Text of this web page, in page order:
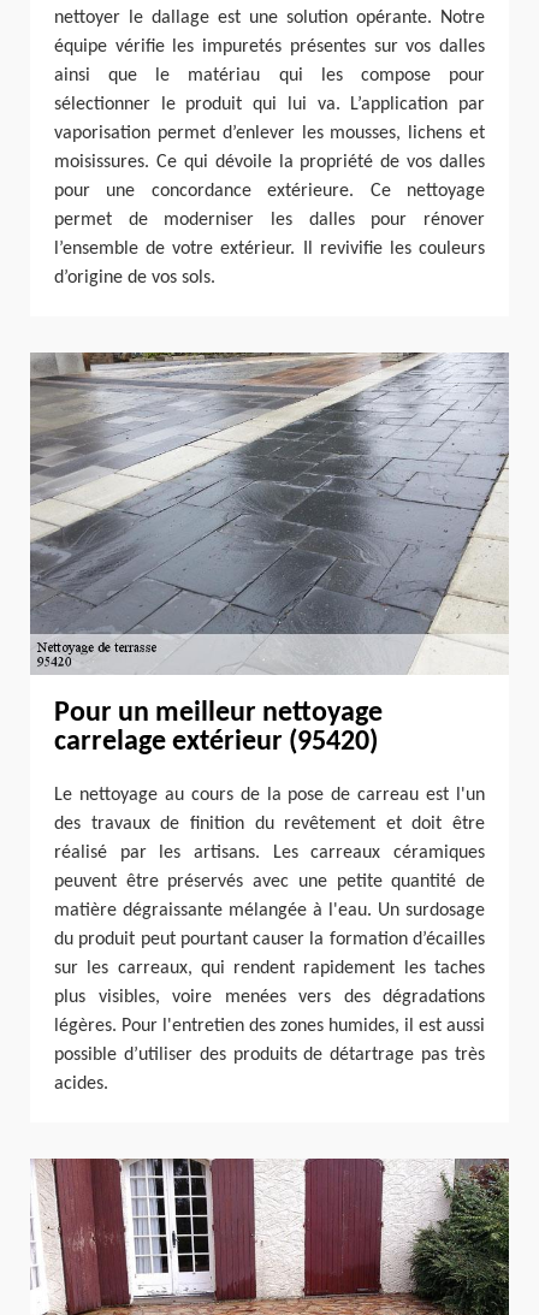
nettoyer le dallage est une solution opérante. Notre
équipe vérifie les impuretés présentes sur vos dalles
ainsi que le matériau qui les compose pour
sélectionner le produit qui lui va. L’application par
vaporisation permet d’enlever les mousses, lichens et
moisissures. Ce qui dévoile la propriété de vos dalles
pour une concordance extérieure. Ce nettoyage
permet de moderniser les dalles pour rénover
l’ensemble de votre extérieur. Il revivifie les couleurs
d’origine de vos sols.
Pour un meilleur nettoyage
carrelage extérieur (95420)
Le nettoyage au cours de la pose de carreau est l'un
des travaux de finition du revêtement et doit être
réalisé par les artisans. Les carreaux céramiques
peuvent être préservés avec une petite quantité de
matière dégraissante mélangée à l'eau. Un surdosage
du produit peut pourtant causer la formation d’écailles
sur les carreaux, qui rendent rapidement les taches
plus visibles, voire menées vers des dégradations
légères. Pour l'entretien des zones humides, il est aussi
possible d’utiliser des produits de détartrage pas très
acides.